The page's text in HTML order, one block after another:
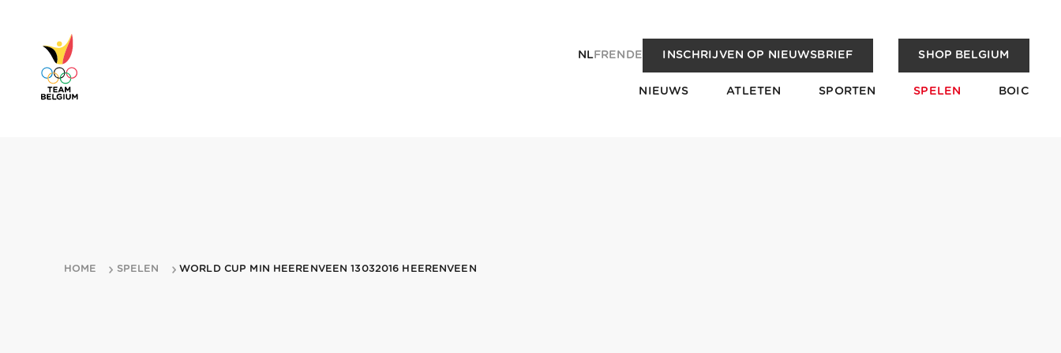
NLFREN DE INSCHRIJVEN OP NIEUWSBRIEF SHOP BELGIUM
NIEUWS ATLETEN SPORTEN SPELEN BOIC
HOME SPELEN WORLD CUP MIN HEERENVEEN 13032016 HEERENVEEN